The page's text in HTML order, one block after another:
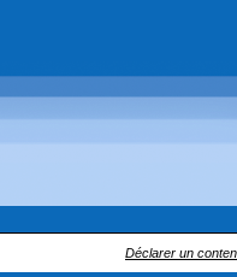
Déclarer un